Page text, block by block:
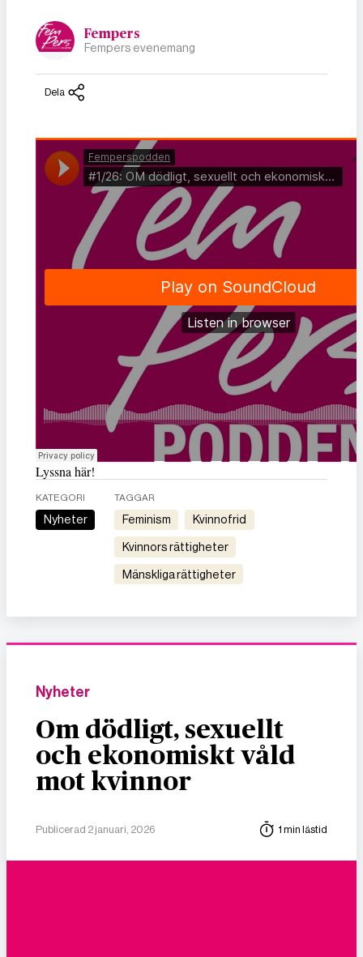
Fempers
Fempers evenemang
Dela
Lyssna här!
KATEGORI
Nyheter
TAGGAR
feminism kvinnofrid
kvinnors rättigheter
mänskliga rättigheter
Nyheter
Om dödligt, sexuellt
och ekonomiskt våld
mot kvinnor
Publicerad 2 januari, 2026 1 min lästid